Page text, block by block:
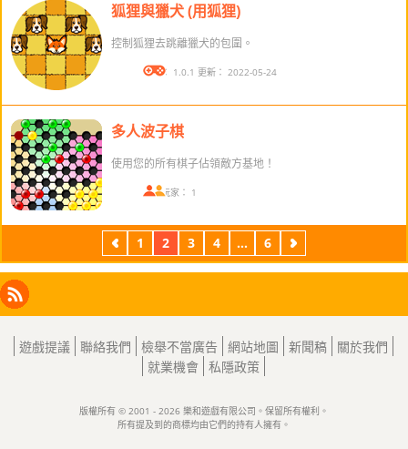
狐狸與獵犬 (用狐狸)
控制狐狸去跳離獵犬的包圍。
版本： 1.0.1 更新： 2022-05-24
多人波子棋
使用您的所有棋子佔領敵方基地！
在線玩家： 1
上
一
1 2 3 4 ... 6
下
一
Facebook
Instagram
X
LinkedIn
RSS
遊戲提議 聯絡我們 檢舉不當廣告 網站地圖 新聞稿
關於我們
就業機會 私隱政策
版權所有 © 2001 - 2026 樂和遊戲有限公司。保留所有權利。
所有提及到的商標均由它們的持有人擁有。